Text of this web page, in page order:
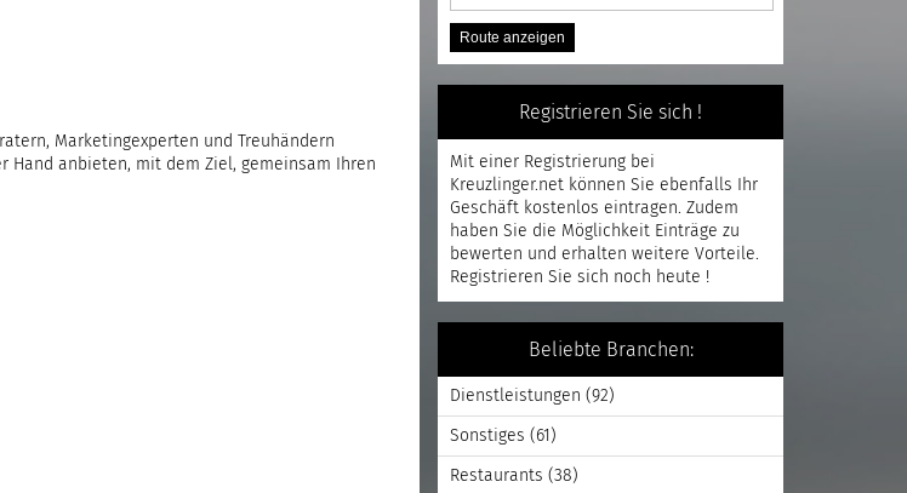
Marketingexperten und Treuhändern
Hand anbieten, mit dem Ziel, gemeinsam Ihren
Registrieren Sie sich !
Mit einer Registrierung bei
Kreuzlinger.net können Sie ebenfalls Ihr
Geschäft kostenlos eintragen. Zudem
haben Sie die Möglichkeit Einträge zu
bewerten und erhalten weitere Vorteile.
Registrieren Sie sich noch heute !
Beliebte Branchen:
Dienstleistungen (92)
Sonstiges (61)
Restaurants (38)